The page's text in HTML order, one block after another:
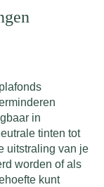
in
tinten tot
uitstraling van je
worden of als
kunt